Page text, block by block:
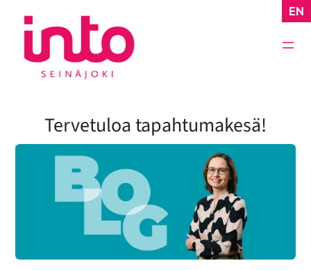
sisältöön
EN
Tervetuloa tapahtumakesä!